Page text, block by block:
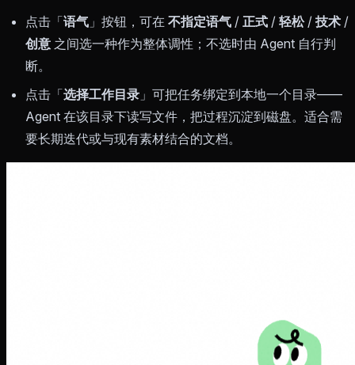
点击「语气 」按钮，可在 不指定语气 / 正式 / 轻松/ 技术 /
创意 之间选一种作为整体调性；不选时由 Agent 自行判
断。
点击「选择工作目录 」可把任务绑定到本地一个目录——
Agent 在该目录下读写文件，把过程沉淀到磁盘。适合需
要长期迭代或与现有素材结合的文档。